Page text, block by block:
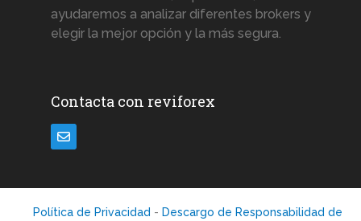
ayudaremos a analizar diferentes brokers y
elegir la mejor opción y la más segura.
Contacta con reviforex
Política de Privacidad - Descargo de Responsabilidad de